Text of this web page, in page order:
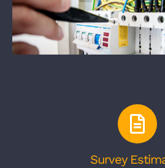
Survey